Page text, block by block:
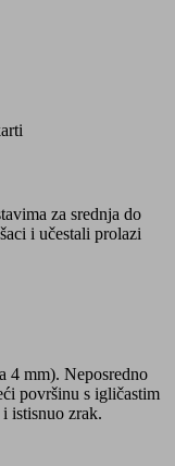
za srednja do
i učestali prolazi
4 mm). Neposredno
površinu s igličastim
istisnuo zrak.